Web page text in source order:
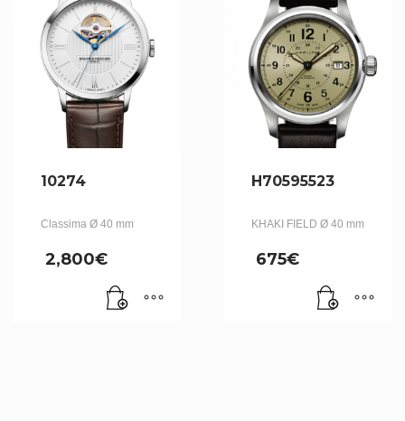
10274
Classima Ø 40 mm
2,800€
H70595523
KHAKI FIELD Ø 40 mm
675€